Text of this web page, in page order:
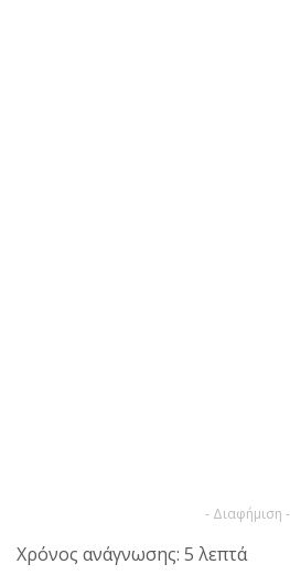
- Διαφήμιση -
Χρόνος ανάγνωσης: 5 λεπτά